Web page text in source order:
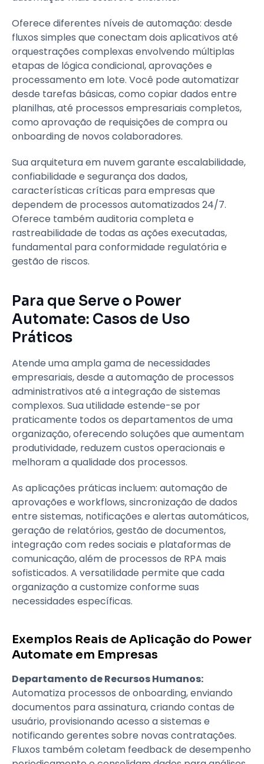
Oferece diferentes níveis de automação: desde
fluxos simples que conectam dois aplicativos até
orquestrações complexas envolvendo múltiplas
etapas de lógica condicional, aprovações e
processamento em lote. Você pode automatizar
desde tarefas básicas, como copiar dados entre
planilhas, até processos empresariais completos,
como aprovação de requisições de compra ou
onboarding de novos colaboradores.
Sua arquitetura em nuvem garante escalabilidade,
confiabilidade e segurança dos dados,
características críticas para empresas que
dependem de processos automatizados 24/7.
Oferece também auditoria completa e
rastreabilidade de todas as ações executadas,
fundamental para conformidade regulatória e
gestão de riscos.
Para que Serve o Power
Automate: Casos de Uso
Práticos
Atende uma ampla gama de necessidades
empresariais, desde a automação de processos
administrativos até a integração de sistemas
complexos. Sua utilidade estende-se por
praticamente todos os departamentos de uma
organização, oferecendo soluções que aumentam
produtividade, reduzem custos operacionais e
melhoram a qualidade dos processos.
As aplicações práticas incluem: automação de
aprovações e workflows, sincronização de dados
entre sistemas, notificações e alertas automáticos,
geração de relatórios, gestão de documentos,
integração com redes sociais e plataformas de
comunicação, além de processos de RPA mais
sofisticados. A versatilidade permite que cada
organização a customize conforme suas
necessidades específicas.
Exemplos Reais de Aplicação do Power
Automate em Empresas
Departamento de Recursos Humanos:
Automatiza processos de onboarding, enviando
documentos para assinatura, criando contas de
usuário, provisionando acesso a sistemas e
notificando gerentes sobre novas contratações.
Fluxos também coletam feedback de desempenho